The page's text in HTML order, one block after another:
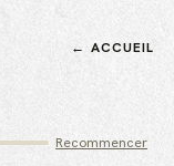
← ACCUEIL
Recommencer